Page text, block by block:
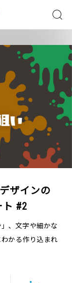
ザインの
ト #2
、文字や細かな
かる作り込まれ